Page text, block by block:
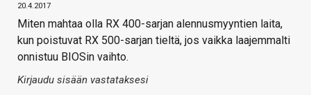
20.4.2017
Miten mahtaa olla RX 400-sarjan alennusmyyntien laita,
kun poistuvat RX 500-sarjan tieltä, jos vaikka laajemmalti
onnistuu BIOSin vaihto.
Kirjaudu sisään vastataksesi